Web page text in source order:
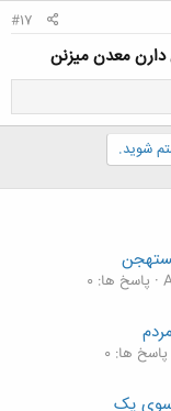
#17
دارن معدن میزنن
شوید.
پاسخ ها: 0
پاسخ ها: 0
سوی یک